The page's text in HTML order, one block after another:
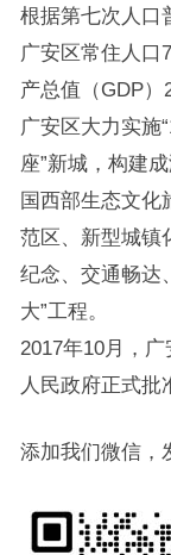
根据第七次人口
广安区常住人口
产总值（GDP）
广安区大力实施
座”新城，构建
国西部生态文化
范区、新型城镇
纪念、交通畅达
大”工程。
2017年10月，
人民政府正式批
添加我们微信，